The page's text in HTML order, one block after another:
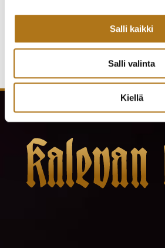
Salli kaikki
Salli valinta
Kiellä